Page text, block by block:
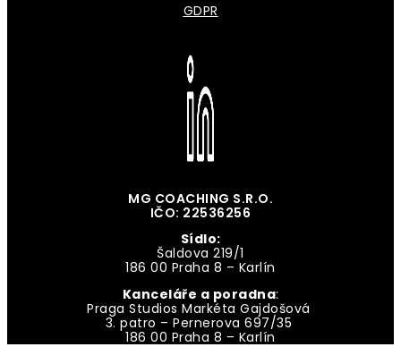
GDPR
MG COACHING S.R.O.
IČO: 22536256
Sídlo:
Šaldova 219/1
186 00 Praha 8 – Karlín
Kanceláře a poradna:
Praga Studios Markéta Gajdošová
3. patro – Pernerova 697/35
186 00 Praha 8 – Karlín